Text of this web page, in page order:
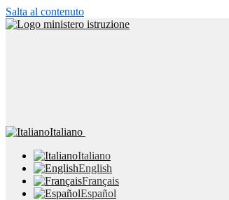
Salta al contenuto
Italiano
Italiano
English
Français
Español